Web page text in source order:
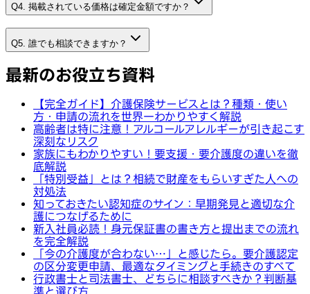
Q4. 掲載されている価格は確定金額ですか？
Q5. 誰でも相談できますか？
最新のお役立ち資料
【完全ガイド】介護保険サービスとは？種類・使い
方・申請の流れを世界一わかりやすく解説
高齢者は特に注意！アルコールアレルギーが引き起こす
深刻なリスク
家族にもわかりやすい！要支援・要介護度の違いを徹
底解説
「特別受益」とは？相続で財産をもらいすぎた人への
対処法
知っておきたい認知症のサイン：早期発見と適切な介
護につなげるために
新入社員必読！身元保証書の書き方と提出までの流れ
を完全解説
「今の介護度が合わない…」と感じたら。要介護認定
の区分変更申請、最適なタイミングと手続きのすべて
行政書士と司法書士、どちらに相談すべきか？判断基
準と選び方